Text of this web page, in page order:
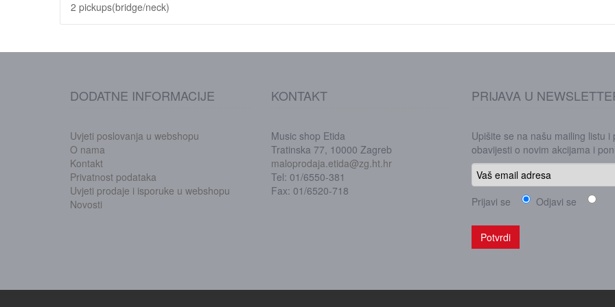
2 pickups(bridge/neck)
DODATNE INFORMACIJE
Uvjeti poslovanja u webshopu
O nama
Kontakt
Privatnost podataka
Uvjeti prodaje i isporuke u webshopu
Novosti
KONTAKT
Music shop Etida
Tratinska 77, 10000 Zagreb
maloprodaja.etida@zg.ht.hr
Tel: 01/6550-381
Fax: 01/6520-718
PRIJAVA U
Upišite se na našu mailing listu i
obavijesti o novim akcijama i
Prijavi se Odjavi se